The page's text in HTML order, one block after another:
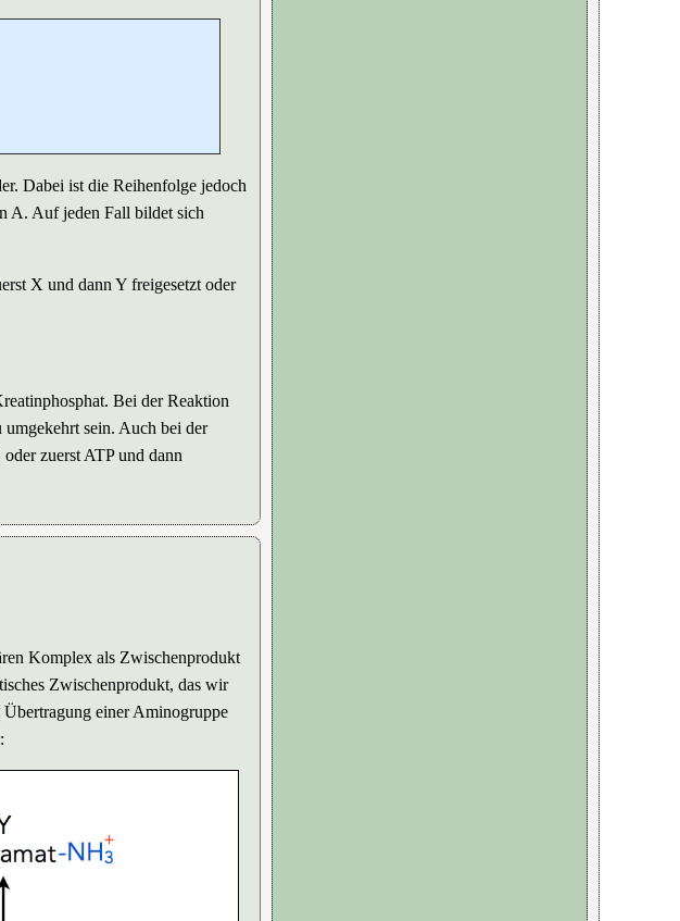
Dabei ist die Reihenfolge jedoch
A. Auf jeden Fall bildet sich
X und dann Y freigesetzt oder
Bei der Reaktion
umgekehrt sein. Auch bei der
zuerst ATP und dann
Komplex als Zwischenprodukt
Zwischenprodukt, das wir
einer Aminogruppe